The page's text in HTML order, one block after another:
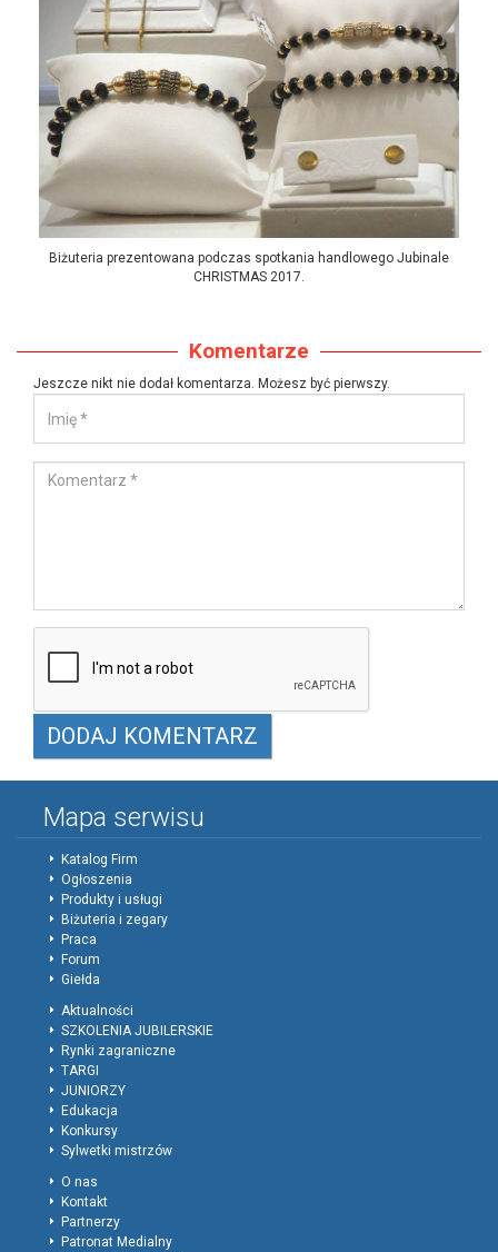
Biżuteria prezentowana podczas spotkania handlowego Jubinale
CHRISTMAS 2017.
Komentarze
Jeszcze nikt nie dodał komentarza. Możesz być pierwszy.
Mapa serwisu
Katalog Firm
Ogłoszenia
Produkty i usługi
Biżuteria i zegary
Praca
Forum
Giełda
Aktualności
SZKOLENIA JUBILERSKIE
Rynki zagraniczne
TARGI
JUNIORZY
Edukacja
Konkursy
Sylwetki mistrzów
O nas
Kontakt
Partnerzy
Patronat Medialny